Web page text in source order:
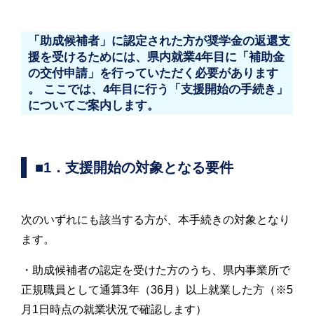
「助成候補者」に認定された方が奨学金の返還支
援を受けるためには、県内就業4年目に「補助金
の交付申請」を行っていただく必要があります
。 ここでは、4年目に行う「支援開始の手続き」
についてご案内します。
■1．支援開始の対象となる要件
次のいずれにも該当する方が、本手続きの対象となり
ます。
・助成候補者の認定を受けた方のうち、県内事業所で
正規職員として通算3年（36月）以上就業した方（※5
月1日時点の就業状況で確認します）